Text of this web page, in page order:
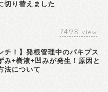
切り替えました
7498 view
チ！】発根管理中のパキプス
み+樹液+凹みが発生！原因と
法について